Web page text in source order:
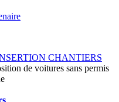
CHANTIERS
de voitures sans permis